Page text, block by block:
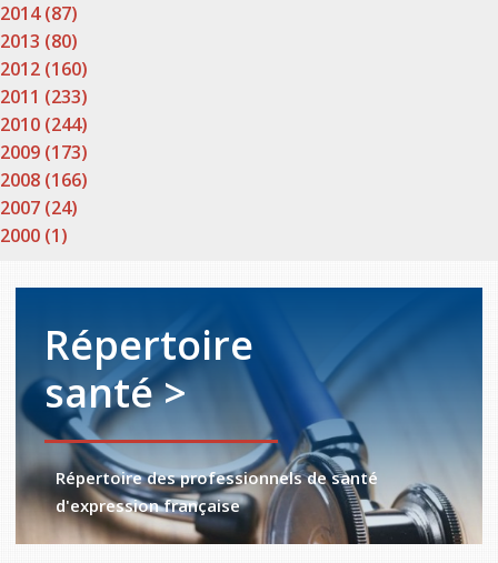
2014 (87)
2013 (80)
2012 (160)
2011 (233)
2010 (244)
2009 (173)
2008 (166)
2007 (24)
2000 (1)
Répertoire
santé >
Répertoire des professionnels de santé
d'expression française